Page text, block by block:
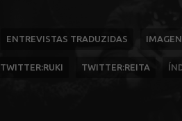
ENTREVISTAS TRADUZIDAS
TWITTER:RUKI TWITTER:REITA